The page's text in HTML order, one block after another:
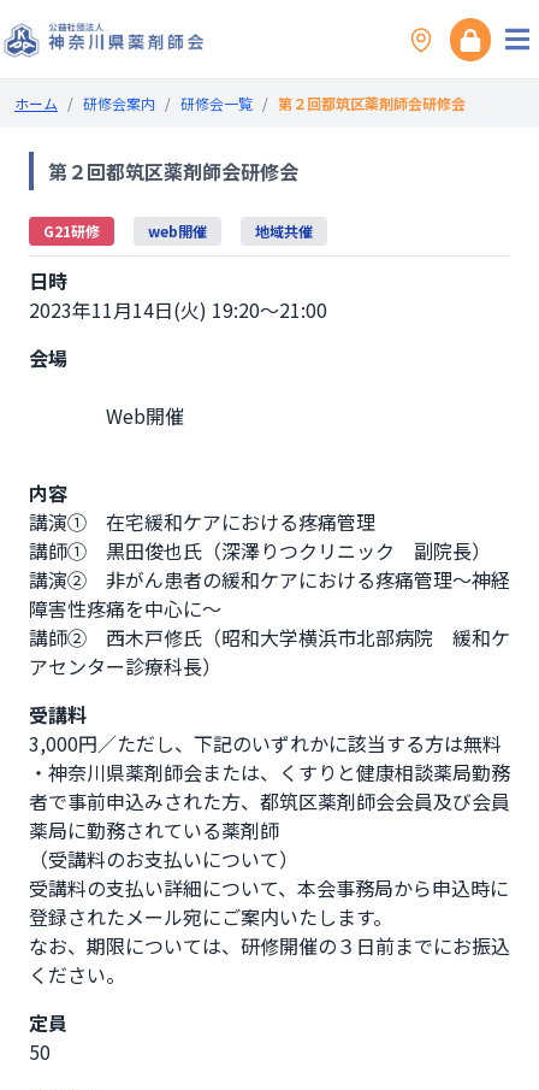
ホーム / 研修会案内 / 研修会一覧 / 第２回都筑区薬剤師会研修会
第２回都筑区薬剤師会研修会
G21研修 web開催 地域共催
日時
2023年11月14日(火) 19:20～21:00
会場
内容
講演①　在宅緩和ケアにおける疼痛管理
講師①　黒田俊也氏（深澤りつクリニック　副院長）
講演②　非がん患者の緩和ケアにおける疼痛管理～神経
障害性疼痛を中心に～
講師②　西木戸修氏（昭和大学横浜市北部病院　緩和ケ
アセンター診療科長）
受講料
3,000円／ただし、下記のいずれかに該当する方は無料
・神奈川県薬剤師会または、くすりと健康相談薬局勤務
者で事前申込みされた方、都筑区薬剤師会会員及び会員
薬局に勤務されている薬剤師
（受講料のお支払いについて）
受講料の支払い詳細について、本会事務局から申込時に
登録されたメール宛にご案内いたします。
なお、期限については、研修開催の３日前までにお振込
ください。
定員
50